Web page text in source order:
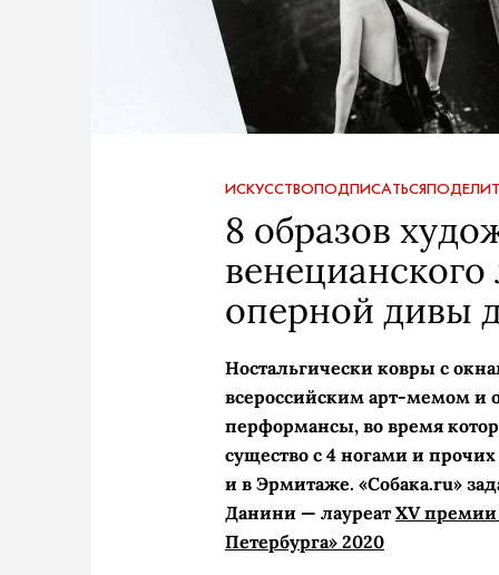
ИСКУССТВОПОДПИСАТЬСЯ
8 образов
оперной дивы
Ностальгически ковры с
всероссийским арт-мемом и
перформансы, во время
существо с 4 ногами и
и в Эрмитаже. «Собака.ru»
Данини — лауреатXV
Петербурга» 2020